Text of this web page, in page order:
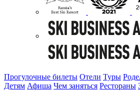
Прогулочные билеты Отели Туры
Детям Афиша Чем заняться Рестораны